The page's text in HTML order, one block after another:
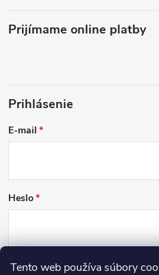
Tento web používa súbory
Prijímame online platby
Prihlásenie
E-mail
Heslo